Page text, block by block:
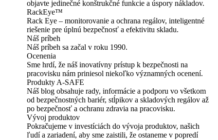
objavte jedinečné konštrukčné funkcie a úspory nákladov.
RackEye™
Rack Eye – monitorovanie a ochrana regálov, inteligentné
riešenie pre úplnú bezpečnosť a efektivitu skladu.
Náš príbeh
Náš príbeh sa začal v roku 1990.
Ocenenia
Sme hrdí, že náš inovatívny prístup k bezpečnosti na
pracovisku nám priniesol niekoľko významných ocenení.
Produkty A-SAFE
Náš blog obsahuje rady, informácie a podporu vo všetkom
od bezpečnostných bariér, stĺpikov a skladových regálov až
po bezpečnosť a ochranu zdravia na pracovisku.
Vývoj produktov
Pokračujeme v investíciách do vývoja produktov, našich
ľudí a zariadení, aby sme zaistili, že ostaneme v popredí